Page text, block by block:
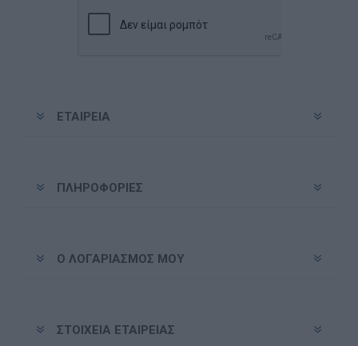
ΕΤΑΙΡΕΊΑ
ΠΛΗΡΟΦΟΡΊΕΣ
Ο ΛΟΓΑΡΙΑΣΜΌΣ ΜΟΥ
ΣΤΟΙΧΕΊΑ ΕΤΑΙΡΕΊΑΣ